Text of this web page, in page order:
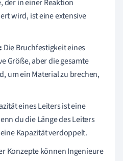
der in einer Reaktion
wird, ist eine extensive
Die Bruchfestigkeit eines
Größe, aber die gesamte
um ein Material zu brechen,
eines Leiters ist eine
du die Länge des Leiters
Kapazität verdoppelt.
Konzepte können Ingenieure